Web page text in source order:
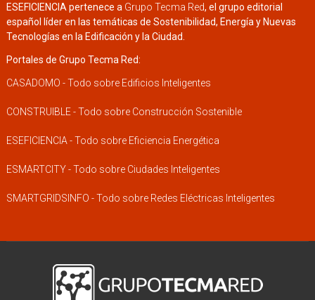
ESEFICIENCIA pertenece a Grupo Tecma Red, el grupo editorial
español líder en las temáticas de Sostenibilidad, Energía y Nuevas
Tecnologías en la Edificación y la Ciudad.
Portales de Grupo Tecma Red:
CASADOMO - Todo sobre Edificios Inteligentes
CONSTRUIBLE - Todo sobre Construcción Sostenible
ESEFICIENCIA - Todo sobre Eficiencia Energética
ESMARTCITY - Todo sobre Ciudades Inteligentes
SMARTGRIDSINFO - Todo sobre Redes Eléctricas Inteligentes